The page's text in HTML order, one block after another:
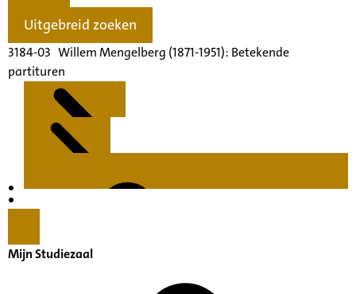
Uitgebreid zoeken
3184-03 Willem Mengelberg (1871-1951): Betekende
partituren
Mijn Studiezaal